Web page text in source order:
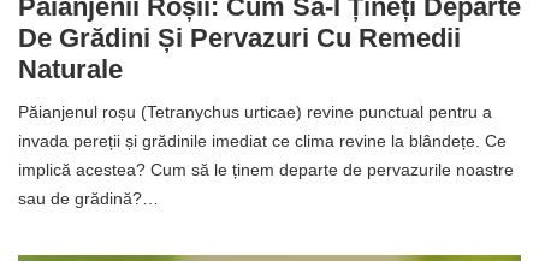
Păianjenii Roșii: Cum Să-I Țineți Departe
De Grădini Și Pervazuri Cu Remedii
Naturale
Păianjenul roșu (Tetranychus urticae) revine punctual pentru a
invada pereții și grădinile imediat ce clima revine la blândețe. Ce
implică acestea? Cum să le ținem departe de pervazurile noastre
sau de grădină?…